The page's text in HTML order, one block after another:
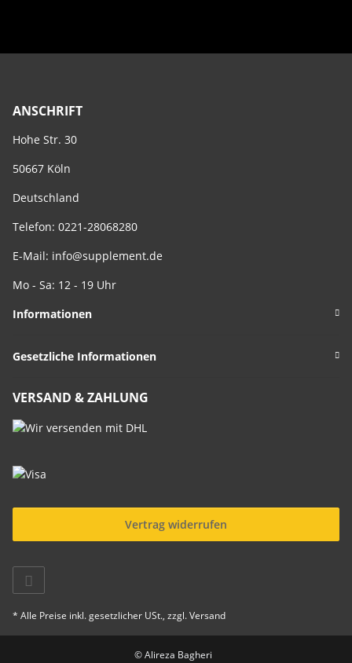
ANSCHRIFT
Hohe Str. 30
50667 Köln
Deutschland
Telefon: 0221-28068280
E-Mail: info@supplement.de
Mo - Sa: 12 - 19 Uhr
Informationen
Gesetzliche Informationen
VERSAND & ZAHLUNG
Vertrag widerrufen
* Alle Preise inkl. gesetzlicher USt., zzgl.Versand
© Alireza Bagheri